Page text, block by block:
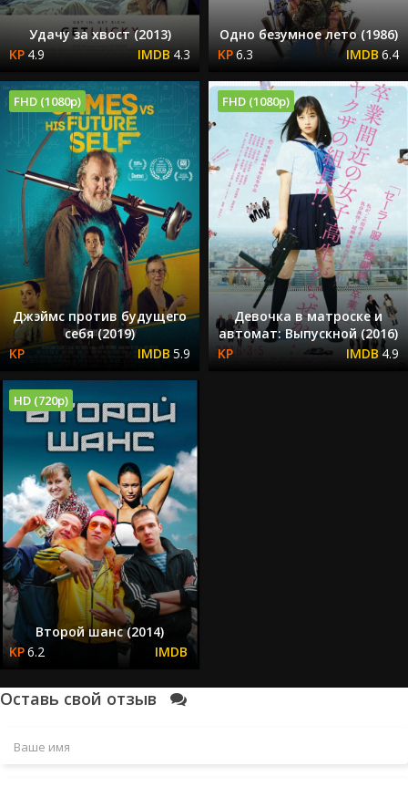
Удачу за хвост (2013)
4.9
4.3
Одно безумное лето (1986)
6.3
6.4
FHD (1080p)
Джэймс против будущего
себя (2019)
5.9
FHD (1080p)
Девочка в матроске и
автомат: Выпускной (2016)
4.9
HD (720p)
Второй шанс (2014)
6.2
Оставь свой отзыв